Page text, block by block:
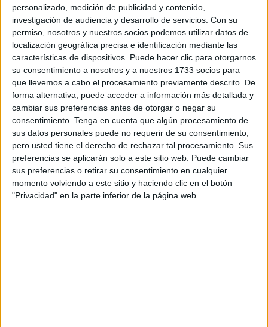
personalizado, medición de publicidad y contenido,
investigación de audiencia y desarrollo de servicios. Con su
permiso, nosotros y nuestros socios podemos utilizar datos de
localización geográfica precisa e identificación mediante las
características de dispositivos. Puede hacer clic para otorgarnos
su consentimiento a nosotros y a nuestros 1733 socios para
que llevemos a cabo el procesamiento previamente descrito. De
forma alternativa, puede acceder a información más detallada y
cambiar sus preferencias antes de otorgar o negar su
consentimiento. Tenga en cuenta que algún procesamiento de
sus datos personales puede no requerir de su consentimiento,
pero usted tiene el derecho de rechazar tal procesamiento. Sus
preferencias se aplicarán solo a este sitio web. Puede cambiar
sus preferencias o retirar su consentimiento en cualquier
momento volviendo a este sitio y haciendo clic en el botón
"Privacidad" en la parte inferior de la página web.
Sería a los 12 años cuandoMari Carmen Bernetparticipó
en su primera travesía. Concretamente fue “la Travesía del